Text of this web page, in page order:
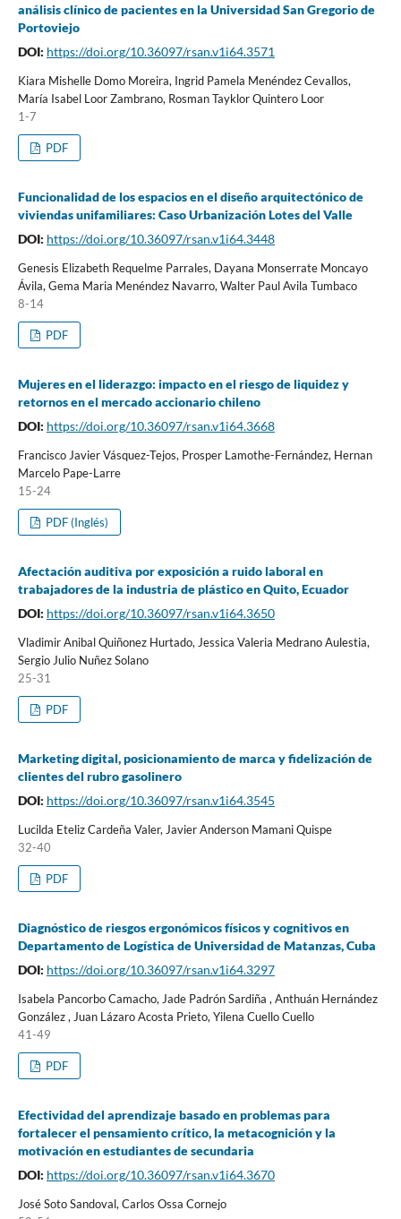
análisis clínico de pacientes en la Universidad San Gregorio de
Portoviejo
DOI: https://doi.org/10.36097/rsan.v1i64.3571
Kiara Mishelle Domo Moreira, Ingrid Pamela Menéndez Cevallos,
María Isabel Loor Zambrano, Rosman Tayklor Quintero Loor
1-7
PDF
Funcionalidad de los espacios en el diseño arquitectónico de
viviendas unifamiliares: Caso Urbanización Lotes del Valle
DOI: https://doi.org/10.36097/rsan.v1i64.3448
Genesis Elizabeth Requelme Parrales, Dayana Monserrate Moncayo
Ávila, Gema Maria Menéndez Navarro, Walter Paul Avila Tumbaco
8-14
PDF
Mujeres en el liderazgo: impacto en el riesgo de liquidez y
retornos en el mercado accionario chileno
DOI: https://doi.org/10.36097/rsan.v1i64.3668
Francisco Javier Vásquez-Tejos, Prosper Lamothe-Fernández, Hernan
Marcelo Pape-Larre
15-24
PDF (Inglés)
Afectación auditiva por exposición a ruido laboral en
trabajadores de la industria de plástico en Quito, Ecuador
DOI: https://doi.org/10.36097/rsan.v1i64.3650
Vladimir Anibal Quiñonez Hurtado, Jessica Valeria Medrano Aulestia,
Sergio Julio Nuñez Solano
25-31
PDF
Marketing digital, posicionamiento de marca y fidelización de
clientes del rubro gasolinero
DOI: https://doi.org/10.36097/rsan.v1i64.3545
Lucilda Eteliz Cardeña Valer, Javier Anderson Mamani Quispe
32-40
PDF
Diagnóstico de riesgos ergonómicos físicos y cognitivos en
Departamento de Logística de Universidad de Matanzas, Cuba
DOI: https://doi.org/10.36097/rsan.v1i64.3297
Isabela Pancorbo Camacho, Jade Padrón Sardiña , Anthuán Hernández
González , Juan Lázaro Acosta Prieto, Yilena Cuello Cuello
41-49
PDF
Efectividad del aprendizaje basado en problemas para
fortalecer el pensamiento crítico, la metacognición y la
motivación en estudiantes de secundaria
DOI: https://doi.org/10.36097/rsan.v1i64.3670
José Soto Sandoval, Carlos Ossa Cornejo